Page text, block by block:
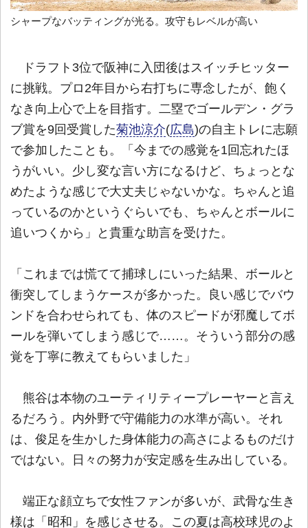
シャープなバッティングが光る。攻守もレベルが高い
ドラフト3位で阪神に入団後はスイッチヒッター
に挑戦。プロ2年目から右打ちに専念したが、飽く
なき向上心で上を目指す。二塁でゴールデン・グラ
ブ賞を9回受賞した菊池涼介(広島)の自主トレに志願
で参加したことも。「今までの感覚を1回忘れたほ
うがいい。少し変な言い方になるけど、ちょっとな
めたような感じで大丈夫じゃないかな。ちゃんと追
っているのかというぐらいでも、ちゃんとボールに
追いつくから」と貴重な助言を受けた。
「これまでは慌てて捕球しにいった結果、ボールと
衝突してしまうケースが多かった。良い感じでバウ
ンドを合わせられても、体のスピードが邪魔してボ
ールを弾いてしまう感じで……。そういう部分の感
覚を丁寧に教えてもらいました」
熊谷は本物のユーティリティープレーヤーと言え
るだろう。内外野で守備能力の水準が高い。それ
は、俊足を生かした身体能力の高さによるものだけ
ではない。日々の努力が安定感を生み出している。
端正な顔立ちで女性ファンが多いが、武骨な生き
様は「昭和」を感じさせる。この夏は高校球児のよ